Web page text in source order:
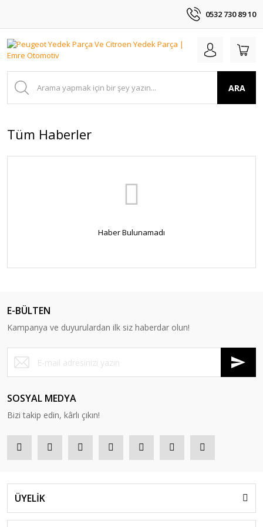
0532 730 89 10
ARA
Tüm Haberler
Haber Bulunamadı
E-BÜLTEN
Kampanya ve duyurulardan ilk siz haberdar olun!
SOSYAL MEDYA
Bizi takip edin, kârlı çıkın!
ÜYELİK